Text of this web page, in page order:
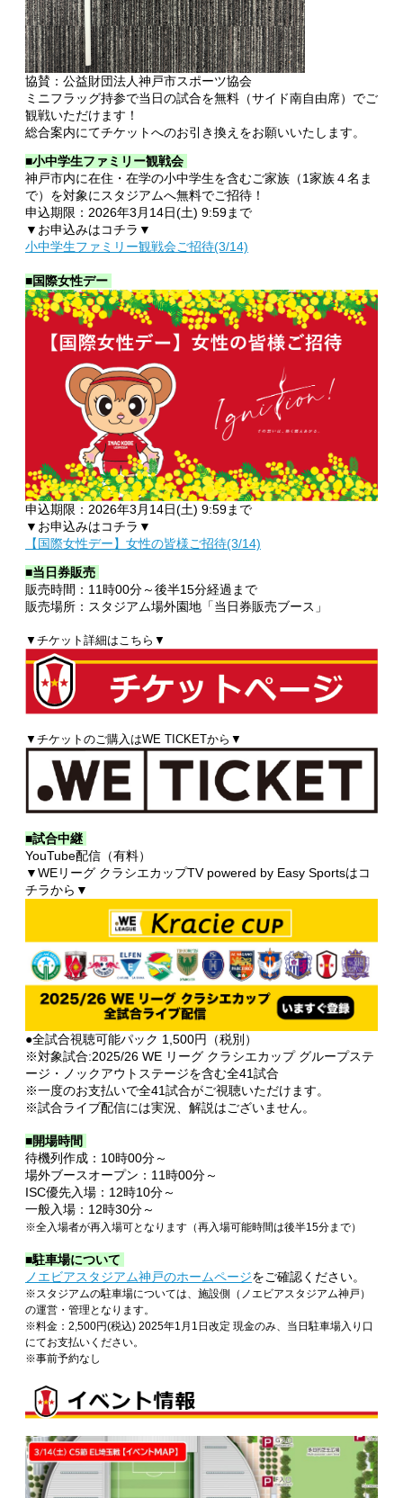
協賛：公益財団法人神戸市スポーツ協会
ミニフラッグ持参で当日の試合を無料（サイド南自由席）でご
観戦いただけます！
総合案内にてチケットへのお引き換えをお願いいたします。
■小中学生ファミリー観戦会
神戸市内に在住・在学の小中学生を含むご家族（1家族４名ま
で）を対象にスタジアムへ無料でご招待！
申込期限：2026年3月14日(土) 9:59まで
▼お申込みはコチラ▼
小中学生ファミリー観戦会ご招待(3/14)
■国際女性デー
申込期限：2026年3月14日(土) 9:59まで
▼お申込みはコチラ▼
【国際女性デー】女性の皆様ご招待(3/14)
■当日券販売
販売時間：11時00分～後半15分経過まで
販売場所：スタジアム場外園地 「当日券販売ブース 」
▼チケット詳細はこちら▼
▼チケットのご購入はWE TICKETから▼
■試合中継
YouTube配信（有料）
▼WEリーグ クラシエカップTV powered by Easy Sportsはコ
チラから▼
●全試合視聴可能パック 1,500円（税別）
※対象試合:2025/26 WE リーグ クラシエカップ グループステ
ージ・ノックアウトステージを含む全41試合
※一度のお支払いで全41試合がご視聴いただけます。
※試合ライブ配信には実況、解説はございません。
■開場時間
待機列作成：10時00分～
場外ブースオープン：11時00分～
ISC優先入場：12時10分～
一般入場：12時30分～
※全入場者が再入場可となります（再入場可能時間は後半15分まで）
■駐車場について
ノエビアスタジアム神戸のホームページをご確認ください。
※スタジアムの駐車場については、施設側（ノエビアスタジアム神戸）
の運営・管理となります。
※料金：2,500円(税込) 2025年1月1日改定 現金のみ、当日駐車場入り口
にてお支払いください。
※事前予約なし